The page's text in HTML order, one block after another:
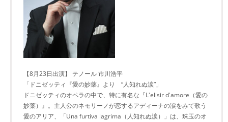
【8月23日出演】 テノール 市川浩平
「ドニゼッティ『愛の妙薬』より “人知れぬ涙”」
ドニゼッティのオペラの中で、特に有名な『L'elisir d'amore（愛の
妙薬）』。主人公のネモリーノが恋するアディーナの涙をみて歌う
愛のアリア、「Una furtiva lagrima（人知れぬ涙）」は、珠玉のオ